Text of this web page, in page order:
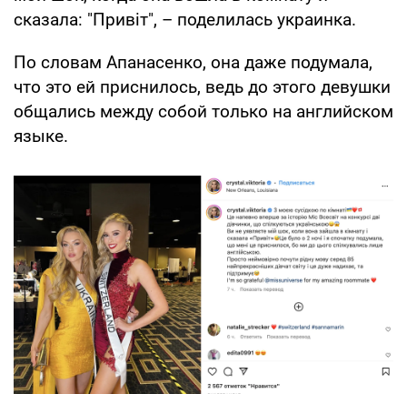
сказала: "Привіт", – поделилась украинка.
По словам Апанасенко, она даже подумала,
что это ей приснилось, ведь до этого девушки
общались между собой только на английском
языке.